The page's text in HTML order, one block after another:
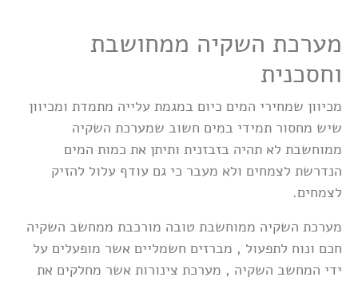
מערכת השקיה ממחושבת
וחסכנית
מכיוון שמחירי המים כיום במגמת עלייה מתמדת ומכיוון
שיש מחסור תמידי במים חשוב שמערכת השקיה
ממוחשבת לא תהיה בזבזנית ותיתן את כמות המים
הנדרשת לצמחים ולא מעבר כי גם עודף עלול להזיק
לצמחים.
מערכת השקיה ממוחשבת טובה מורכבת ממחשב השקיה
חכם ונוח לתפעול , מברזים חשמליים אשר מופעלים על
ידי המחשב השקיה , מערכת צינורות אשר מחלקים את